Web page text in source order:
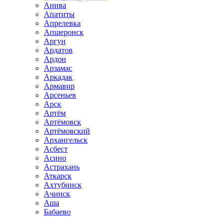
Анива
Апатиты
Апрелевка
Апшеронск
Аргун
Ардатов
Ардон
Арзамас
Аркадак
Армавир
Арсеньев
Арск
Артём
Артёмовск
Артёмовский
Архангельск
Асбест
Асино
Астрахань
Аткарск
Ахтубинск
Ачинск
Аша
Бабаево